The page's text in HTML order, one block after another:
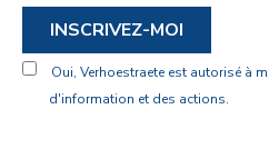
INSCRIVEZ-MOI
Oui, Verhoestraete est autorisé à
d'information et des actions.